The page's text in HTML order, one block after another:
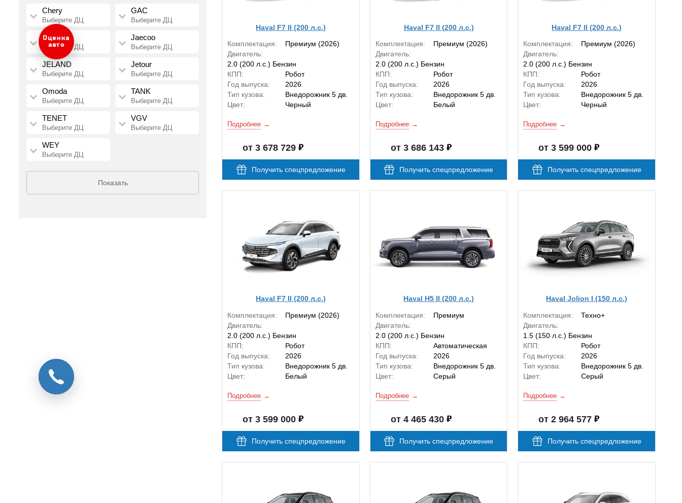
Chery
Выберите ДЦ
GAC
Выберите ДЦ
HAVAL
Выберите ДЦ
Jaecoo
Выберите ДЦ
JELAND
Выберите ДЦ
Jetour
Выберите ДЦ
Omoda
Выберите ДЦ
TANK
Выберите ДЦ
TENET
Выберите ДЦ
VGV
Выберите ДЦ
WEY
Выберите ДЦ
Показать
Haval F7 II (200 л.с.)
Комплектация:
Премиум (2026)
Двигатель:
2.0 (200 л.с.) Бензин
КПП:
Робот
Год выпуска:
2026
Тип кузова:
Внедорожник 5 дв.
Цвет:
Черный
Подробнее
от 3 678 729
Получить спецпредложение
Haval F7 II (200 л.с.)
Комплектация:
Премиум (2026)
Двигатель:
2.0 (200 л.с.) Бензин
КПП:
Робот
Год выпуска:
2026
Тип кузова:
Внедорожник 5 дв.
Цвет:
Белый
Подробнее
от 3 686 143
Получить спецпредложение
Haval F7 II (200 л.с.)
Комплектация:
Премиум (2026)
Двигатель:
2.0 (200 л.с.) Бензин
КПП:
Робот
Год выпуска:
2026
Тип кузова:
Внедорожник 5 дв.
Цвет:
Черный
Подробнее
от 3 599 000
Получить спецпредложение
Haval F7 II (200 л.с.)
Комплектация:
Премиум (2026)
Двигатель:
2.0 (200 л.с.) Бензин
КПП:
Робот
Год выпуска:
2026
Тип кузова:
Внедорожник 5 дв.
Цвет:
Белый
Подробнее
от 3 599 000
Получить спецпредложение
Haval H5 II (200 л.с.)
Комплектация:
Премиум
Двигатель:
2.0 (200 л.с.) Бензин
КПП:
Автоматическая
Год выпуска:
2026
Тип кузова:
Внедорожник 5 дв.
Цвет:
Серый
Подробнее
от 4 465 430
Получить спецпредложение
Haval Jolion I (150 л.с.)
Комплектация:
Техно+
Двигатель:
1.5 (150 л.с.) Бензин
КПП:
Робот
Год выпуска:
2026
Тип кузова:
Внедорожник 5 дв.
Цвет:
Серый
Подробнее
от 2 964 577
Получить спецпредложение